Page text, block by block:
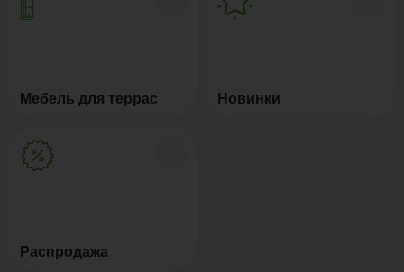
Мебель для террас Новинки
Распродажа